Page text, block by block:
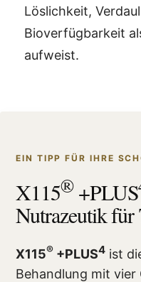
Löslichkeit,
Bioverfügbarkeit
aufweist.
EIN TIPP FÜR IHRE
X115®+PLUS
Nutrazeutik
X115® +PLUS4 ist
Behandlung mit